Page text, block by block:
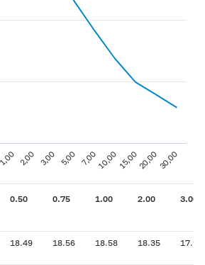
1,00 2,00 3,00 5,00 7,0010,0015,0020,0030,00
0.50 0.75 1.00 2.00 3.00
18.49 18.56 18.58 18.35 17.90